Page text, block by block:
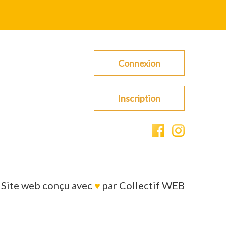
Connexion
Inscription
Site web conçu avec ♥ par Collectif WEB